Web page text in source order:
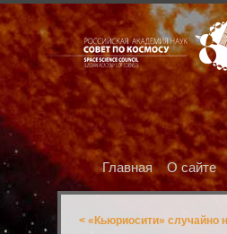
Главная О сайте
< «Кьюриосити»